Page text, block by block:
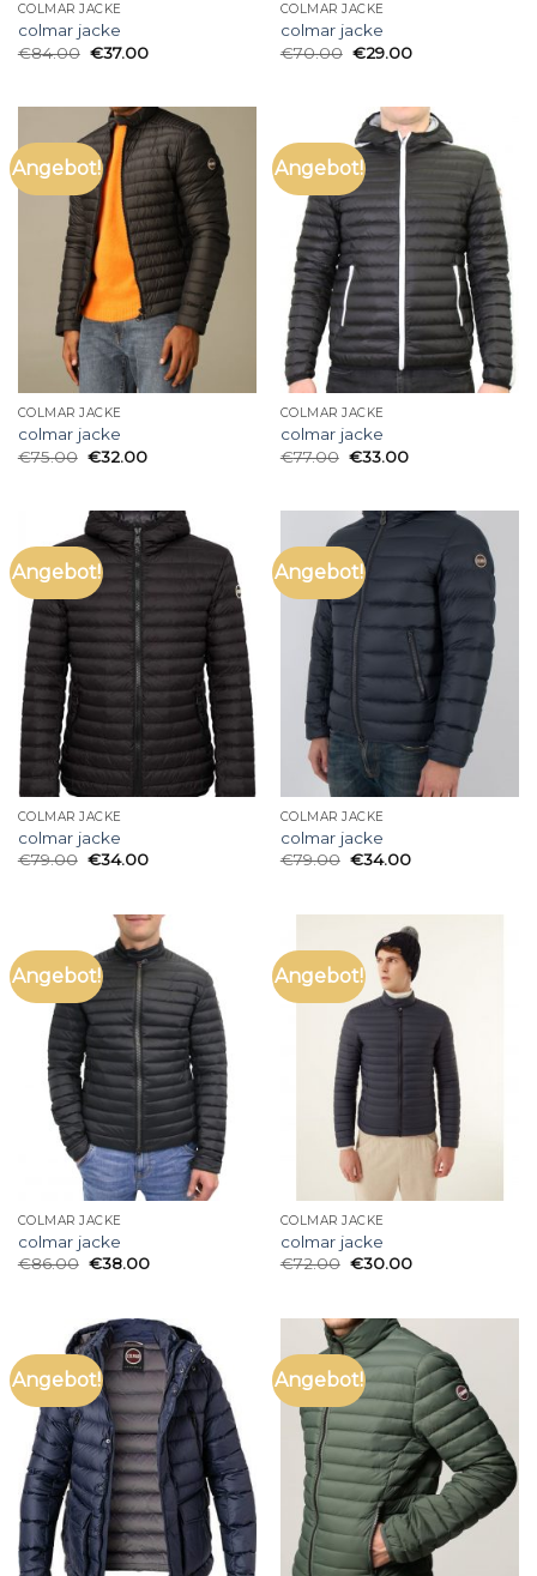
COLMAR JACKE
colmar jacke
€84.00 €37.00
COLMAR JACKE
colmar jacke
€70.00 €29.00
Angebot!
COLMAR JACKE
colmar jacke
€75.00 €32.00
Angebot!
COLMAR JACKE
colmar jacke
€77.00 €33.00
Angebot!
COLMAR JACKE
colmar jacke
€79.00 €34.00
Angebot!
COLMAR JACKE
colmar jacke
€79.00 €34.00
Angebot!
COLMAR JACKE
colmar jacke
€86.00 €38.00
Angebot!
COLMAR JACKE
colmar jacke
€72.00 €30.00
Angebot! Angebot!